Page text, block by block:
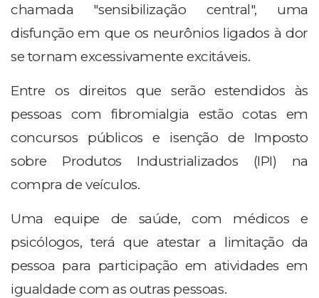
chamada "sensibilização central", uma
disfunção em que os neurônios ligados à dor
se tornam excessivamente excitáveis.
Entre os direitos que serão estendidos às
pessoas com fibromialgia estão cotas em
concursos públicos e isenção de Imposto
sobre Produtos Industrializados (IPI) na
compra de veículos.
Uma equipe de saúde, com médicos e
psicólogos, terá que atestar a limitação da
pessoa para participação em atividades em
igualdade com as outras pessoas.